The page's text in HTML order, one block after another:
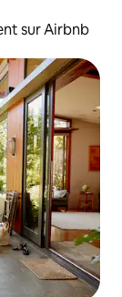
sur Airbnb